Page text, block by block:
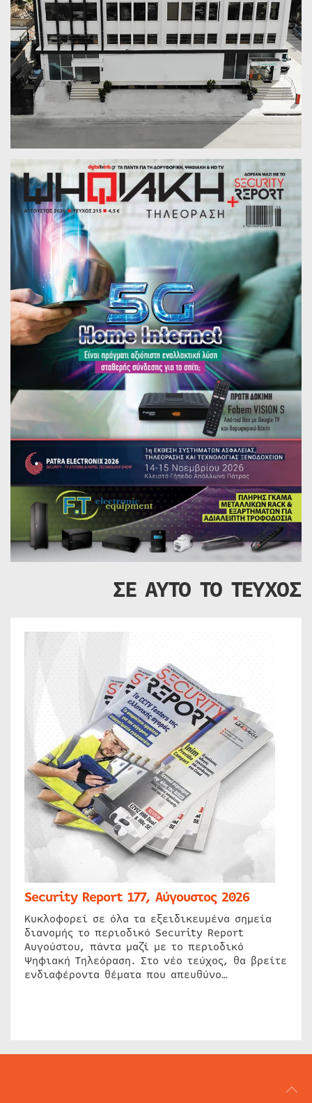
ΣΕ ΑΥΤΟ ΤΟ ΤΕΥΧΟΣ
Security Report 177, Αύγουστος 2026
Κυκλοφορεί σε όλα τα εξειδικευμένα σημεία
διανομής το περιοδικό Security Report
Αυγούστου, πάντα μαζί με το περιοδικό
Ψηφιακή Τηλεόραση. Στο νέο τεύχος, θα βρείτε
ενδιαφέροντα θέματα που απευθύνο…